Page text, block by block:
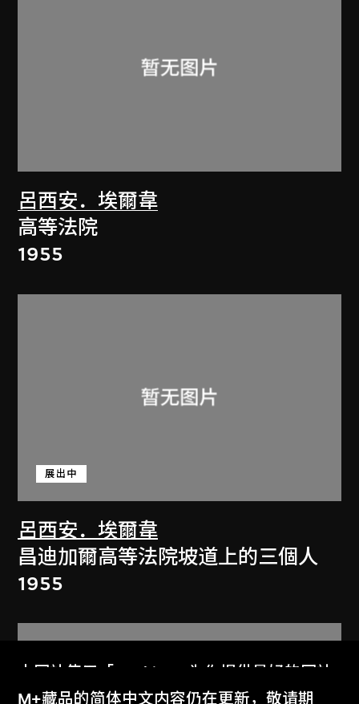
呂西安．埃爾韋
高等法院
1955
呂西安．埃爾韋
展出中
昌迪加爾高等法院坡道上的三個人
1955
本网站使用「Cookies」为你提供最好的网站
体验。
M+藏品的简体中文内容仍在更新，敬请期